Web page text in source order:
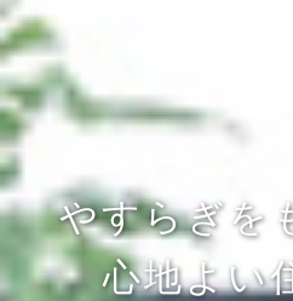
やすらぎを
心地よい